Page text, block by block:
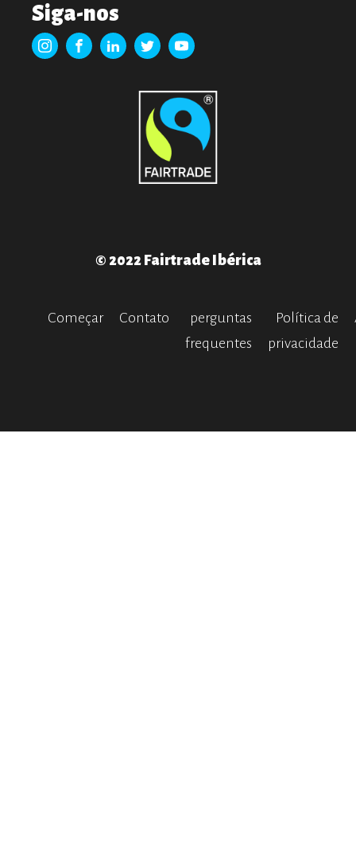
Siga-nos
© 2022 Fairtrade Ibérica
Começar Contato
perguntas
frequentes
Política de
privacidade